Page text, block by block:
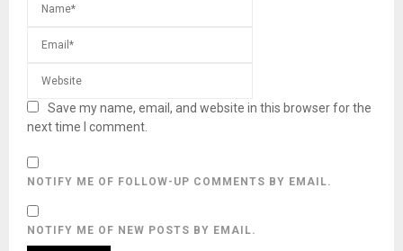
Save my name, email, and website in this browser for the
next time I comment.
NOTIFY ME OF FOLLOW-UP COMMENTS BY EMAIL.
NOTIFY ME OF NEW POSTS BY EMAIL.